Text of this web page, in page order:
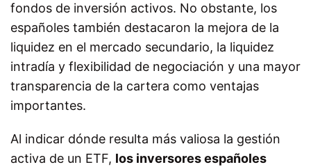
fondos de inversión activos. No obstante, los
españoles también destacaron la mejora de la
liquidez en el mercado secundario, la liquidez
intradía y flexibilidad de negociación y una mayor
transparencia de la cartera como ventajas
importantes.
Al indicar dónde resulta más valiosa la gestión
activa de un ETF, los inversores españoles